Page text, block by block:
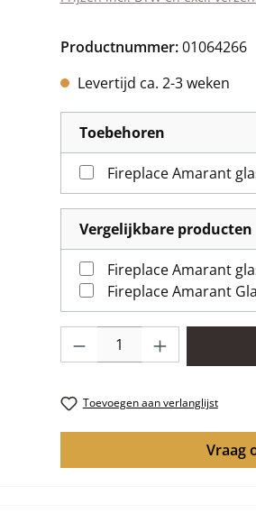
Productnummer:01064266
Levertijd ca. 2-3 weken
Toebehoren
Fireplace Amarant
Vergelijkbare producten
Fireplace Amarant
Fireplace Amarant
Producthoeveelheid: Voer de
Toevoegen aan verlanglijst
Vraag